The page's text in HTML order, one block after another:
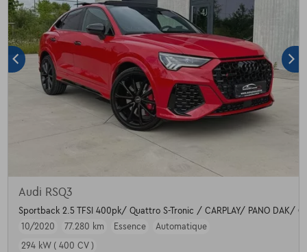
Audi RSQ3
Sportback 2.5 TFSI 400pk/ Quattro S-Tronic / CARPLAY/ PANO DAK/
10/2020
77.280 km Essence
Automatique
294 kW ( 400 CV )